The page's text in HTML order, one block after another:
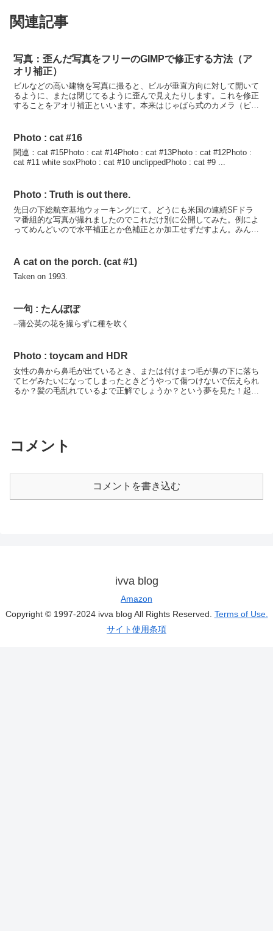
関連記事
写真：歪んだ写真をフリーのGIMPで修正する方法（ア
オリ補正）
ビルなどの高い建物を写真に撮ると、ビルが垂直方向に対して開いて
るように、または閉じてるように歪んで見えたりします。これを修正
することをアオリ補正といいます。本来はじゃばら式のカメラ（ビュ
Photo : cat #16
関連：cat #15Photo : cat #14Photo : cat #13Photo : cat #12Photo :
cat #11 white soxPhoto : cat #10 unclippedPhoto : cat #9 ...
Photo : Truth is out there.
先日の下総航空基地ウォーキングにて。どうにも米国の連続SFドラ
マ番組的な写真が撮れましたのでこれだけ別に公開してみた。例によ
ってめんどいので水平補正とか色補正とか加工せずだすよん。みんな
A cat on the porch. (cat #1)
Taken on 1993.
一句 : たんぽぽ
--蒲公英の花を撮らずに種を吹く
Photo : toycam and HDR
女性の鼻から鼻毛が出ているとき、または付けまつ毛が鼻の下に落ち
てヒゲみたいになってしまったときどうやって傷つけないで伝えられ
るか？髪の毛乱れているよで正解でしょうか？という夢を見た！起き
コメント
コメントを書き込む
ivva blog
Amazon
Copyright © 1997-2024 ivva blog All Rights Reserved. Terms of Use.
サイト使用条項